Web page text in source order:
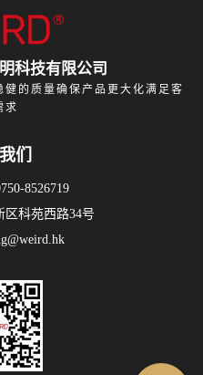
科技有限公司
的质量确保产品更大化满足客
求
们
8526719
区科苑西路34号